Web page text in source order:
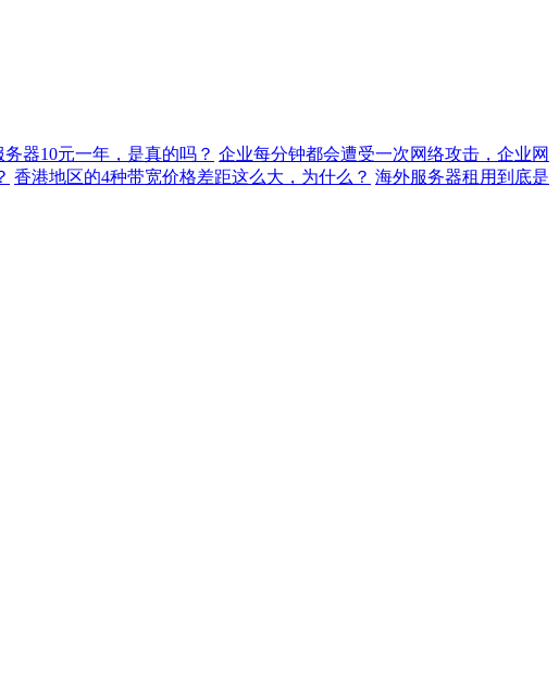
器10元一年，是真的吗？ 企业每分钟都会遭受一次网络攻击，企业网
香港地区的4种带宽价格差距这么大，为什么？ 海外服务器租用到底是